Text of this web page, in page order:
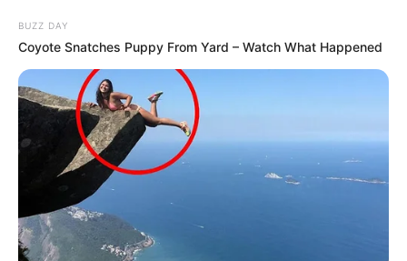
BUZZ DAY
Coyote Snatches Puppy From Yard – Watch What Happened